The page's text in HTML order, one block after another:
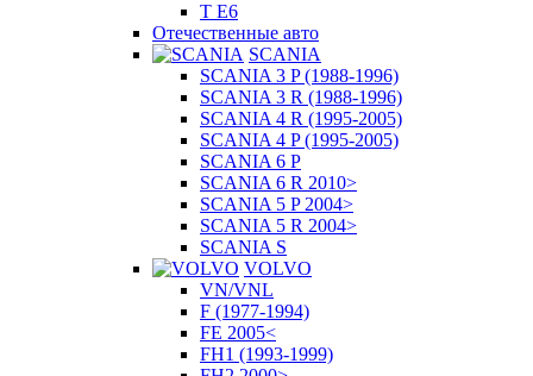
T E6
Отечественные авто
SCANIA
SCANIA 3 P (1988-1996)
SCANIA 3 R (1988-1996)
SCANIA 4 R (1995-2005)
SCANIA 4 P (1995-2005)
SCANIA 6 P
SCANIA 6 R 2010>
SCANIA 5 P 2004>
SCANIA 5 R 2004>
SCANIA S
VOLVO
VN/VNL
F (1977-1994)
FE 2005<
FH1 (1993-1999)